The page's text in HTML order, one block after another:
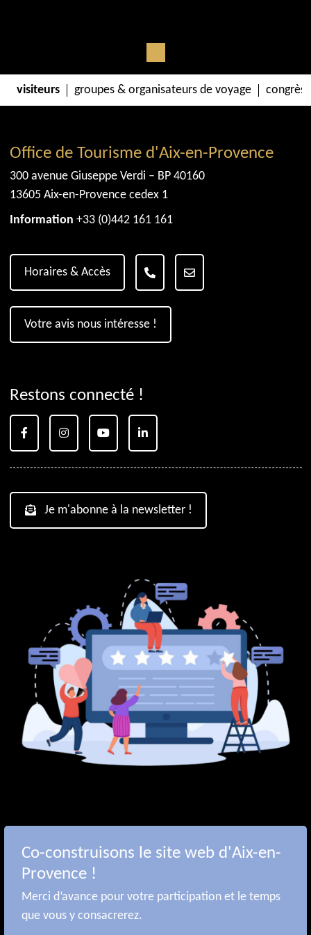
visiteurs groupes & organisateurs de voyage congrès
Office de Tourisme d'Aix-en-Provence
300 avenue Giuseppe Verdi – BP 40160
13605 Aix-en-Provence cedex 1
Information +33 (0)442 161 161
Horaires & Accès
Votre avis nous intéresse !
Restons connecté !
Je m'abonne à la newsletter !
Co-construisons le site web d'Aix-en-
Provence !
Merci d’avance pour votre participation et le temps
que vous y consacrerez.